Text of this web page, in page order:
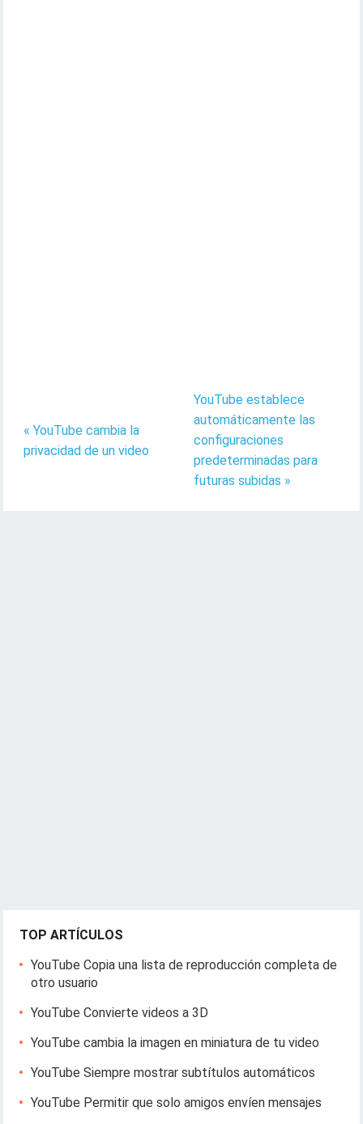
« YouTube cambia la
privacidad de un video
YouTube establece
automáticamente las
configuraciones
predeterminadas para
futuras subidas »
TOP ARTÍCULOS
YouTube Copia una lista de reproducción completa de
otro usuario
YouTube Convierte videos a 3D
YouTube cambia la imagen en miniatura de tu video
YouTube Siempre mostrar subtítulos automáticos
YouTube Permitir que solo amigos envíen mensajes